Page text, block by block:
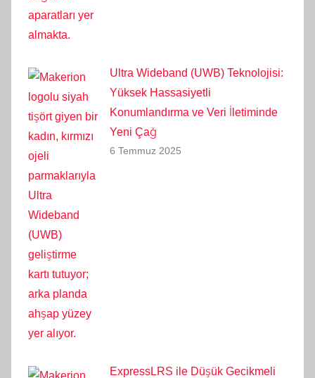
Ultra Wideband (UWB) Teknolojisi:
Yüksek Hassasiyetli
Konumlandırma ve Veri İletiminde
Yeni Çağ
6 Temmuz 2025
ExpressLRS ile Düşük Gecikmeli